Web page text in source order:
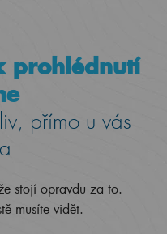
prohlédnutí
přímo u vás
stojí opravdu za to.
musíte vidět.